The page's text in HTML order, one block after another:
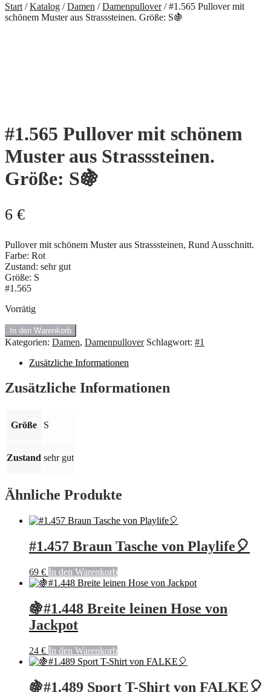
Start /Katalog /Damen /Damenpullover/#1.565 Pullover mit
schönem Muster aus Strasssteinen. Größe: S🍇
#1.565 Pullover mit schönem
Muster aus Strasssteinen.
Größe: S🍇
6 €
Pullover mit schönem Muster aus Strasssteinen, Rund Ausschnitt.
Farbe: Rot
Zustand: sehr gut
Größe: S
#1.565
Vorrätig
#1.565
Pullover
schönem
aus
Strasssteinen.
🍇
In den Warenkorb
Kategorien: Damen, Damenpullover Schlagwort: #1
Zusätzliche Informationen
Zusätzliche Informationen
Größe S
Zustand sehr gut
Ähnliche Produkte
#1.457 Braun Tasche von Playlife🎈
69 € In den Warenkorb
🍇#1.448 Breite leinen Hose von
Jackpot
24 € In den Warenkorb
🍇#1.489 Sport T-Shirt von FALKE🎈